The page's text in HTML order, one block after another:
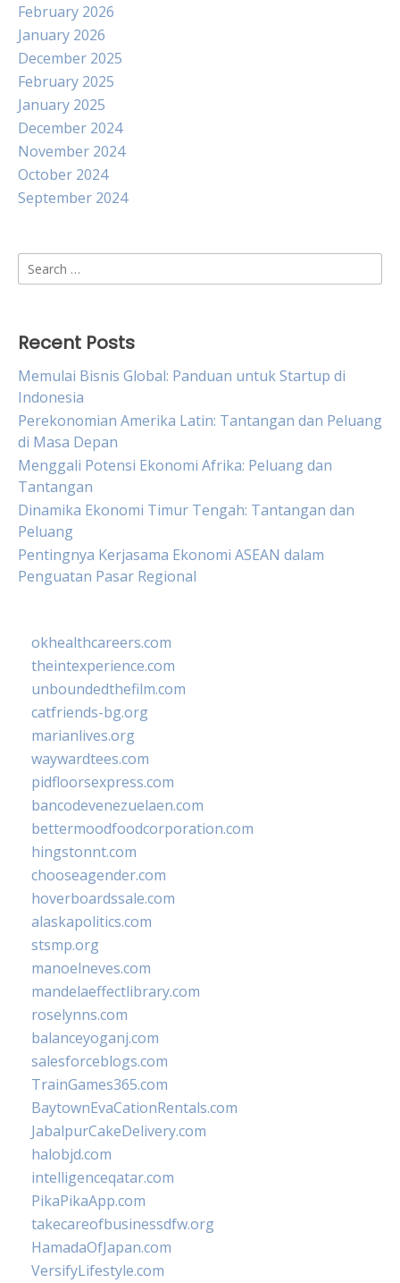
February 2026
January 2026
December 2025
February 2025
January 2025
December 2024
November 2024
October 2024
September 2024
Search
for:
Recent Posts
Memulai Bisnis Global: Panduan untuk Startup di
Indonesia
Perekonomian Amerika Latin: Tantangan dan Peluang
di Masa Depan
Menggali Potensi Ekonomi Afrika: Peluang dan
Tantangan
Dinamika Ekonomi Timur Tengah: Tantangan dan
Peluang
Pentingnya Kerjasama Ekonomi ASEAN dalam
Penguatan Pasar Regional
okhealthcareers.com
theintexperience.com
unboundedthefilm.com
catfriends-bg.org
marianlives.org
waywardtees.com
pidfloorsexpress.com
bancodevenezuelaen.com
bettermoodfoodcorporation.com
hingstonnt.com
chooseagender.com
hoverboardssale.com
alaskapolitics.com
stsmp.org
manoelneves.com
mandelaeffectlibrary.com
roselynns.com
balanceyoganj.com
salesforceblogs.com
TrainGames365.com
BaytownEvaCationRentals.com
JabalpurCakeDelivery.com
halobjd.com
intelligenceqatar.com
PikaPikaApp.com
takecareofbusinessdfw.org
HamadaOfJapan.com
VersifyLifestyle.com